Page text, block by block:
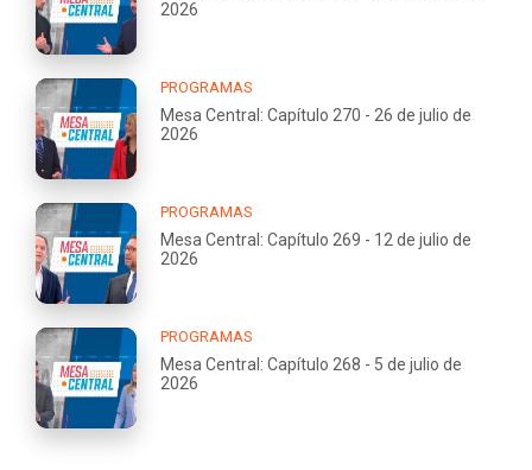
2026
PROGRAMAS
Mesa Central: Capítulo 270 - 26 de julio de
2026
PROGRAMAS
Mesa Central: Capítulo 269 - 12 de julio de
2026
PROGRAMAS
Mesa Central: Capítulo 268 - 5 de julio de
2026